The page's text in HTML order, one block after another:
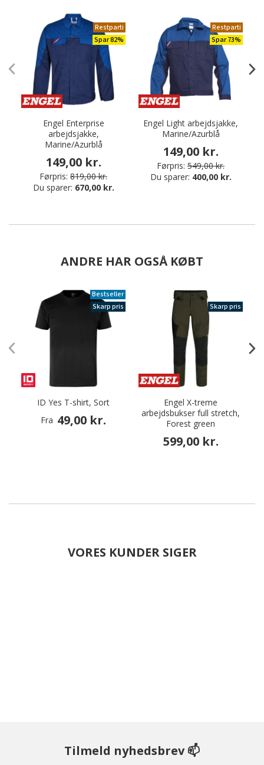
Restparti
Spar 82%
Engel Enterprise
arbejdsjakke,
Marine/Azurblå
149,00 kr.
Førpris: 819,00 kr.
Du sparer: 670,00 kr.
Restparti
Spar 73%
Engel Light arbejdsjakke,
Marine/Azurblå
149,00 kr.
Førpris: 549,00 kr.
Du sparer: 400,00 kr.
ANDRE HAR OGSÅ KØBT
Bestseller
Skarp pris
ID Yes T-shirt, Sort
Fra 49,00 kr.
Skarp pris
Engel X-treme
arbejdsbukser full stretch,
Forest green
599,00 kr.
VORES KUNDER SIGER
Tilmeld nyhedsbrev 📫